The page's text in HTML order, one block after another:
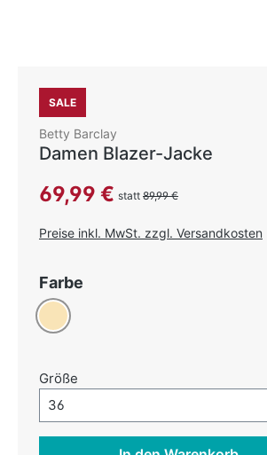
SALE
Betty Barclay
Damen Blazer-Jacke
Verkaufspreis:
69,99 € statt 89,99 €
Preise inkl. MwSt. zzgl. Versandkosten
Farbe
Beige
Größe
Größe-Auswahl öffnen, aktuell
36